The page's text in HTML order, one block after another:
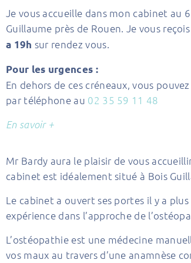
Je vous accueille dans mon cabinet au
Guillaume près de Rouen. Je vous
a 19h sur rendez vous.
Pour les urgences :
En dehors de ces créneaux, vous
par téléphone au 02 35 59 11 48
En savoir +
Mr Bardy aura le plaisir de vous
cabinet est idéalement situé à Bois
Le cabinet a ouvert ses portes il y a
expérience dans l’approche de
L’ostéopathie est une médecine
vos maux au travers d’une anamnèse